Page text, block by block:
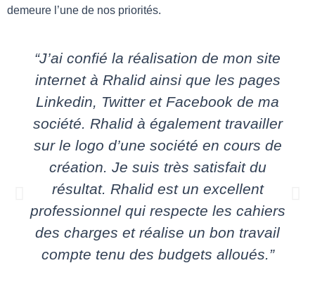
demeure l’une de nos priorités.
“J’ai confié la réalisation de mon site
internet à Rhalid ainsi que les pages
Linkedin, Twitter et Facebook de ma
société. Rhalid à également travailler
sur le logo d’une société en cours de
création. Je suis très satisfait du
résultat. Rhalid est un excellent
professionnel qui respecte les cahiers
des charges et réalise un bon travail
compte tenu des budgets alloués.”